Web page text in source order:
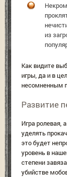
из
Как видите
игры, да и в
несомненным
Развитие
Игра ролевая,
уделять
это будет
уровень в
степени
убийстве